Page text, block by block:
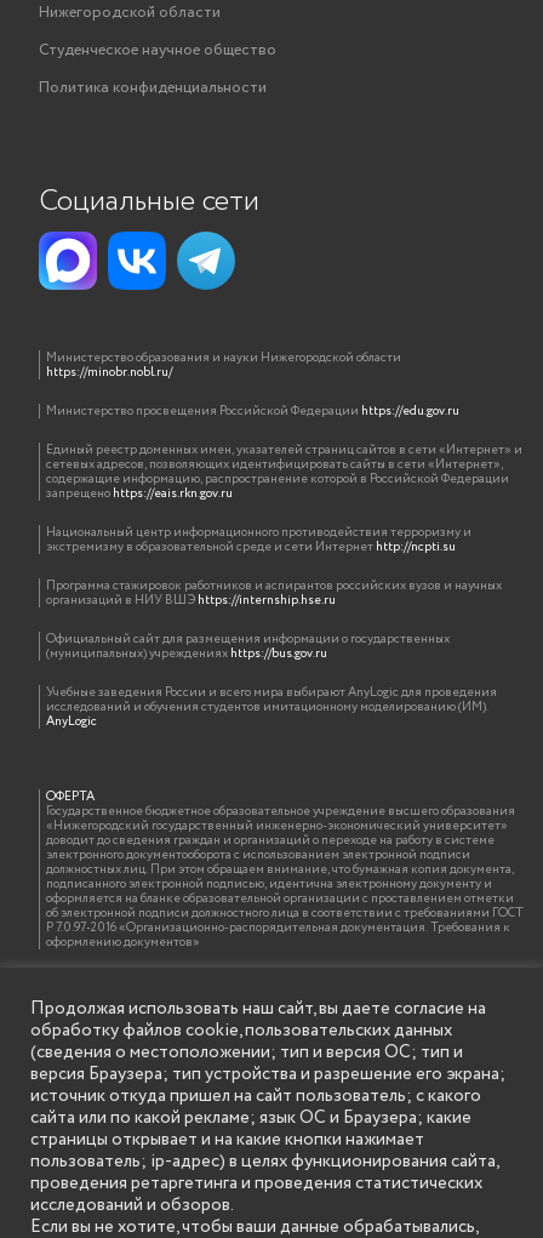
Нижегородской области
Студенческое научное общество
Политика конфиденциальности
Социальные сети
Министерство образования и науки Нижегородской области
https://minobr.nobl.ru/
Министерство просвещения Российской Федерации https://edu.gov.ru
Единый реестр доменных имен, указателей страниц сайтов в сети «Интернет» и
сетевых адресов, позволяющих идентифицировать сайты в сети «Интернет»,
содержащие информацию, распространение которой в Российской Федерации
запрещеноhttps://eais.rkn.gov.ru
Национальный центр информационного противодействия терроризму и
экстремизму в образовательной среде и сети Интернетhttp://ncpti.su
Программа стажировок работников и аспирантов российских вузов и научных
организаций в НИУ ВШЭhttps://internship.hse.ru
Официальный сайт для размещения информации о государственных
(муниципальных) учрежденияхhttps://bus.gov.ru
Учебные заведения России и всего мира выбирают AnyLogic для проведения
исследований и обучения студентов имитационному моделированию (ИМ).
AnyLogic
ОФЕРТА
Государственное бюджетное образовательное учреждение высшего образования
«Нижегородский государственный инженерно-экономический университет»
доводит до сведения граждан и организаций о переходе на работу в системе
электронного документооборота с использованием электронной подписи
должностных лиц. При этом обращаем внимание, что бумажная копия документа,
подписанного электронной подписью, идентична электронному документу и
оформляется на бланке образовательной организации с проставлением отметки
об электронной подписи должностного лица в соответствии с требованиями ГОСТ
Р 7.0.97-2016 «Организационно-распорядительная документация. Требования к
оформлению документов»
ИНФОРМАЦИЯ ДЛЯ ПРАВООБЛАДАТЕЛЕЙ
Все права на аудио и видео материалы, представленные на нашем сайте
принадлежат их законным владельцам и предназначены только для ознакомления.
Наличие материалов на сайте никаким образом не претендует на обозначение
нашего авторского права на данные материалы. Авторы не несут ответственности
за возможные последствия использования их в целях, запрещенных Уголовным
Кодексом Российской Федерации. Если вы соглашаетесь с указанными
условиями, то можете приступить к просмотру материалов. Иначе вы должны
немедленно покинуть сайт. Все материалы, размещенные на сайте, взяты с
открытых (общедоступных) источников. Если Вы являетесь правообладателем
какого-либо материала, размещённого на этом сайте, и не хотели бы чтобы данная
информация распространялась без Вашего на то согласия, то мы будем рады
оказать Вам содействие, удалив соответствующие страницы. Для этого достаточно,
чтобы вы прислали нам письмо (в электронном виде) с E-mail официального
почтового домена компании правообладателя, в котором указали ссылки на
Продолжая использовать наш сайт, вы даете согласие на
обработку файлов cookie, пользовательских данных
(сведения о местоположении; тип и версия ОС; тип и
версия Браузера; тип устройства и разрешение его экрана;
источник откуда пришел на сайт пользователь; с какого
сайта или по какой рекламе; язык ОС и Браузера; какие
страницы открывает и на какие кнопки нажимает
пользователь; ip-адрес) в целях функционирования сайта,
проведения ретаргетинга и проведения статистических
исследований и обзоров.
Если вы не хотите, чтобы ваши данные обрабатывались,